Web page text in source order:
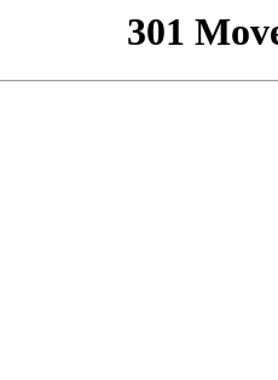
301